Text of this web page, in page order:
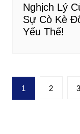
Nghịch Lý
Sự Cò Kè
Yếu Thế!
Phân
trang
1 2 3